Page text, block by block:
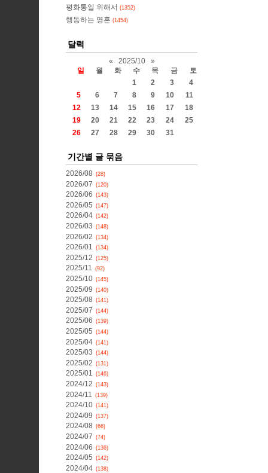
평화통일 위해서 (1352)
행동하는 영혼 (1454)
달력
« 2025/10
»
일
월 화 수 목 금
토
1
2 3
4
5
6 7 8 9 10
11
12
13 14 15 16 17
18
19
20 21 22 23 24
25
26
27 28 29 30 31
기간별 글 묶음
2026/08 (28)
2026/07 (120)
2026/06 (143)
2026/05 (147)
2026/04 (142)
2026/03 (148)
2026/02 (134)
2026/01 (134)
2025/12 (125)
2025/11 (92)
2025/10 (145)
2025/09 (140)
2025/08 (141)
2025/07 (144)
2025/06 (139)
2025/05 (144)
2025/04 (141)
2025/03 (144)
2025/02 (131)
2025/01 (146)
2024/12 (143)
2024/11 (139)
2024/10 (141)
2024/09 (137)
2024/08 (66)
2024/07 (74)
2024/06 (136)
2024/05 (142)
2024/04 (138)